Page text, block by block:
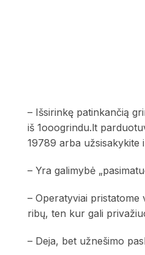
– Išsirinkę patinkančią
iš 1ooogrindu.lt
19789 arba užsisakykite
– Yra galimybė
– Operatyviai pristatome
ribų, ten kur gali
– Deja, bet užnešimo